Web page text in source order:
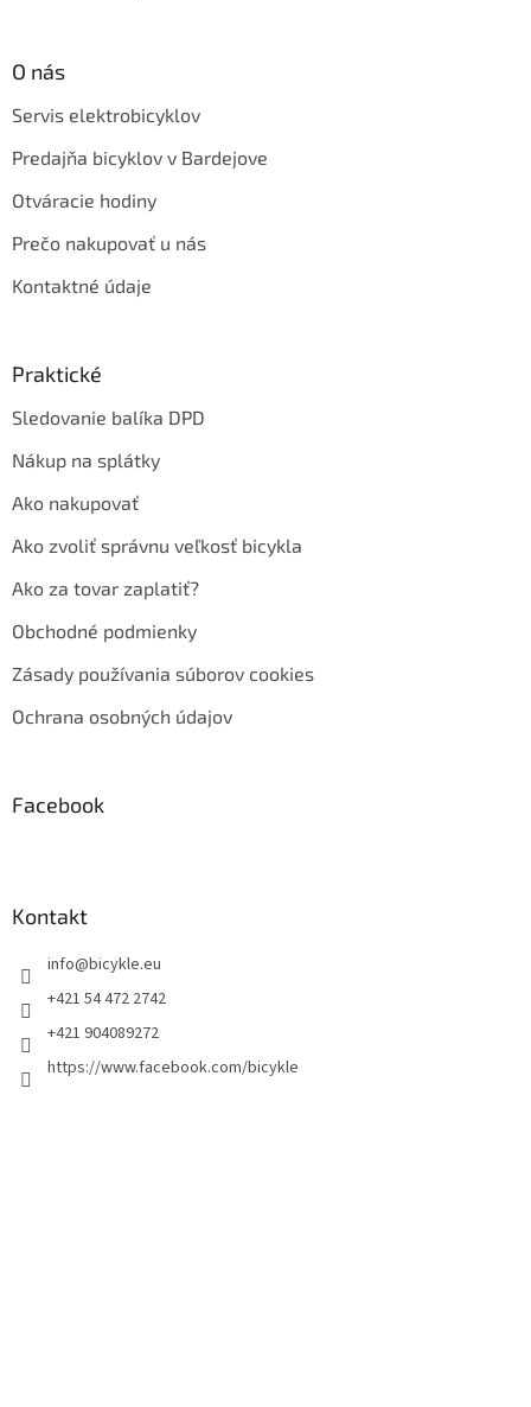
O nás
Servis elektrobicyklov
Predajňa bicyklov v Bardejove
Otváracie hodiny
Prečo nakupovať u nás
Kontaktné údaje
Praktické
Sledovanie balíka DPD
Nákup na splátky
Ako nakupovať
Ako zvoliť správnu veľkosť bicykla
Ako za tovar zaplatiť?
Obchodné podmienky
Zásady používania súborov cookies
Ochrana osobných údajov
Facebook
Kontakt
info@bicykle.eu
+421 54 472 2742
+421 904089272
https://www.facebook.com/bicykle